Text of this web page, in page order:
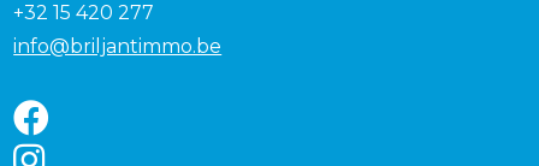
+32 15 420 277
info@briljantimmo.be